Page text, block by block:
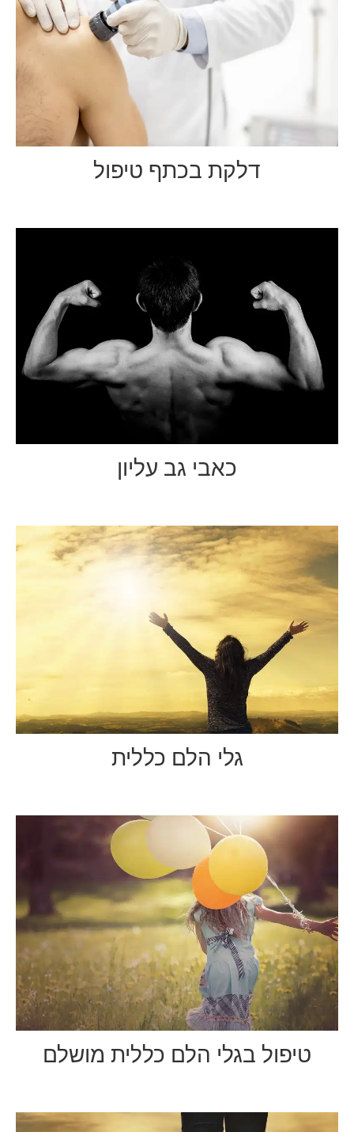
דלקת בכתף טיפול
כאבי גב עליון
גלי הלם כללית
טיפול בגלי הלם כללית מושלם